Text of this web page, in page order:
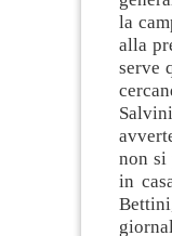
la
alla
serve
non si
in